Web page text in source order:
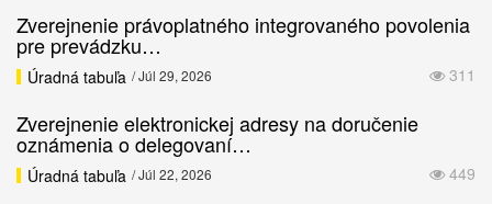
Zverejnenie právoplatného integrovaného povolenia
pre prevádzku…
311
Úradná tabuľa / Júl 29, 2026
Zverejnenie elektronickej adresy na doručenie
oznámenia o delegovaní…
449
Úradná tabuľa / Júl 22, 2026